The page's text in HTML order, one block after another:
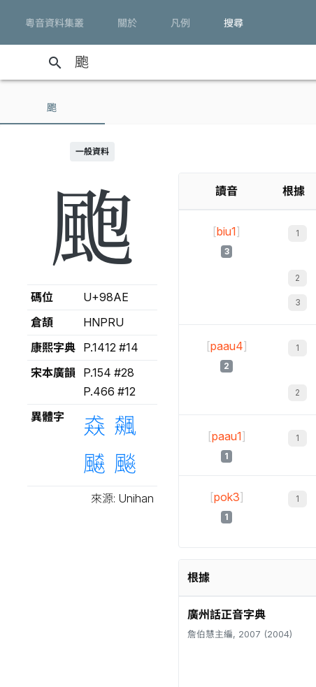
粵音資料集叢 關於 凡例 搜尋
search
颮
一般資料
颮
碼位
U+98AE
倉頡
HNPRU
康熙字典
P.1412 #14
宋本廣韻
P.154 #28
P.466 #12
異體字
猋 飆
飇 飈
來源: Unihan
讀音 根據
[biu1]
3
[paau4]
2
[paau1]
1
[pok3]
1
根據
廣州話正音字典
詹伯慧主編, 2007 (2004)